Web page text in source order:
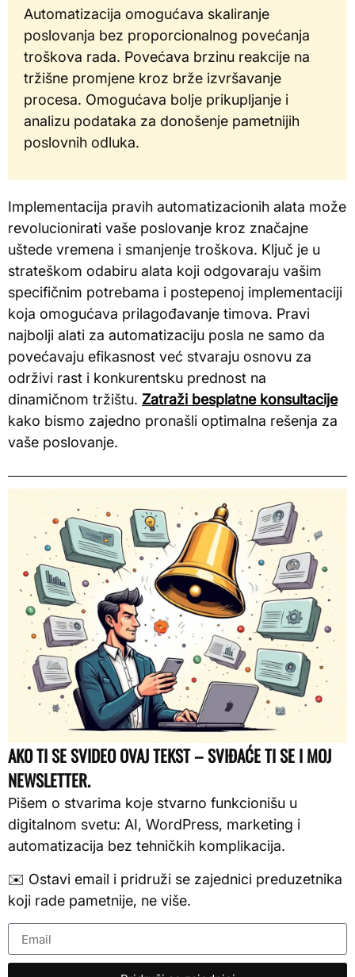
Automatizacija omogućava skaliranje
poslovanja bez proporcionalnog povećanja
troškova rada. Povećava brzinu reakcije na
tržišne promjene kroz brže izvršavanje
procesa. Omogućava bolje prikupljanje i
analizu podataka za donošenje pametnijih
poslovnih odluka.
Implementacija pravih automatizacionih alata može
revolucionirati vaše poslovanje kroz značajne
uštede vremena i smanjenje troškova. Ključ je u
strateškom odabiru alata koji odgovaraju vašim
specifičnim potrebama i postepenoj implementaciji
koja omogućava prilagođavanje timova. Pravi
najbolji alati za automatizaciju posla ne samo da
povećavaju efikasnost već stvaraju osnovu za
održivi rast i konkurentsku prednost na
dinamičnom tržištu. Zatraži besplatne konsultacije
kako bismo zajedno pronašli optimalna rešenja za
vaše poslovanje.
AKO TI SE SVIDEO OVAJ TEKST – SVIĐAĆE TI SE I MOJ
NEWSLETTER.
Pišem o stvarima koje stvarno funkcionišu u
digitalnom svetu: AI, WordPress, marketing i
automatizacija bez tehničkih komplikacija.
✉️ Ostavi email i pridruži se zajednici preduzetnika
koji rade pametnije, ne više.